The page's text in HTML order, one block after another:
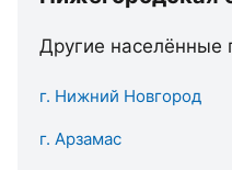
Другие населённые
г. Нижний Новгород
г. Арзамас